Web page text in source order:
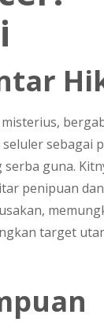
sebagai
guna.
penipuan dan
target